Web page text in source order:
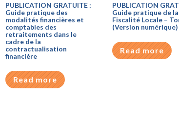
PUBLICATION GRATUITE :
Guide pratique des
modalités financières et
comptables des
retraitements dans le
cadre de la
contractualisation
financière
Read more
PUBLICATION
Guide pratique de la
Fiscalité Locale –
(Version numérique)
Read more